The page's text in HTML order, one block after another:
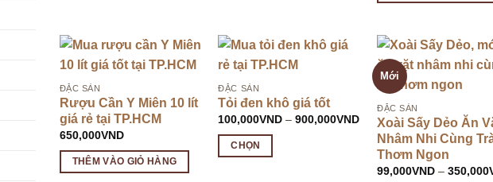
ĐẶC SẢN
Rượu Cần Y Miên 10 lít
giá rẻ tại TP.HCM
650,000VND
THÊM VÀO GIỎ HÀNG
ĐẶC SẢN
Tỏi đen khô giá tốt
100,000VND – 900,000VNDKhoảng
giá:
100,000VND
900,000VND
CHỌN
Mới
ĐẶC SẢN
Xoài Sấy Dẻo Ăn
Nhâm Nhi Cùng
Thơm Ngon
99,000VND – 350,000